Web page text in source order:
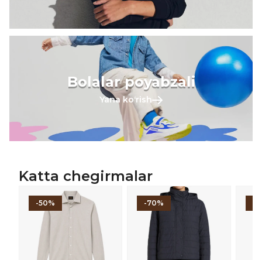
Bolalar poyabzali
Yana koʻrish
Katta chegirmalar
-50% -70%